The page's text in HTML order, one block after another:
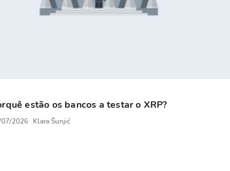
estão os bancos a testar o XRP?
2026 Klara Šunjić